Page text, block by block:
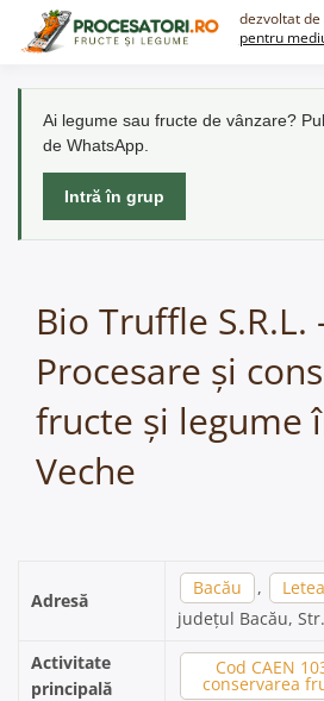
dezvoltat de
pentru
Ai legume sau fructe de vânzare?
de WhatsApp.
Intră în grup
Bio Truffle S.R.L.
Procesare și
fructe și legume
Veche
Adresă
Bacău ,
județul Bacău,
Activitate
principală
Cod CAEN
conservarea